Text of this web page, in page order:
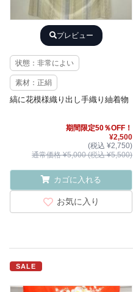
プレビュー
状態：非常によい
素材：正絹
縞に花模様織り出し手織り紬着物
期間限定50％OFF！
¥2,500
(税込 ¥2,750)
通常価格 ¥5,000 (税込 ¥5,500)
カゴに入れる
お気に入り
SALE